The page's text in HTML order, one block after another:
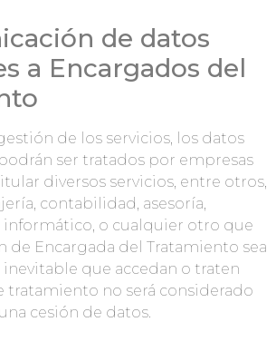
de datos
a Encargados del
de los servicios, los datos
ser tratados por empresas
diversos servicios, entre otros,
contabilidad, asesoría,
o cualquier otro que
de Encargada del Tratamiento sea
que accedan o traten
tratamiento no será considerado
cesión de datos.